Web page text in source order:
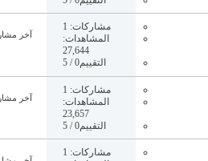
مشاركات: 1
المشاهدات:
27,644
التقييم0 / 5
آخر
مشاركات: 1
المشاهدات:
23,657
التقييم0 / 5
آخر
مشاركات: 1